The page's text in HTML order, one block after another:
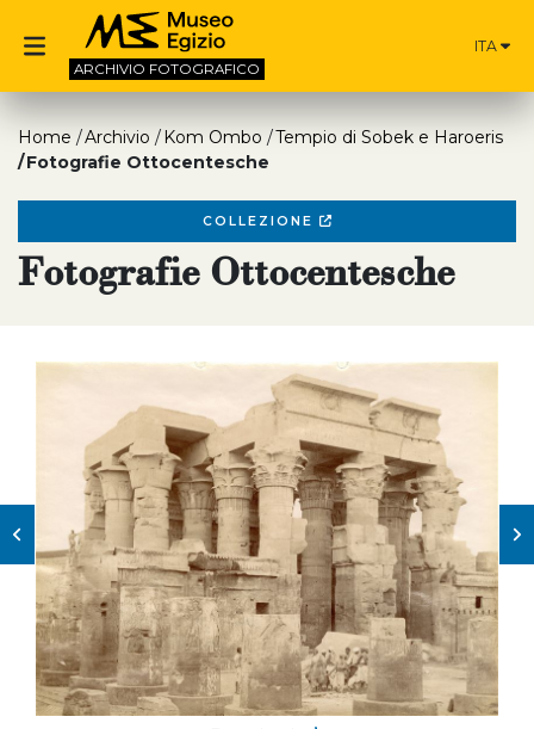
ARCHIVIO FOTOGRAFICO
ITA
Home Archivio Kom Ombo
Tempio di Sobek e Haroeris
Fotografie Ottocentesche
COLLEZIONE
Fotografie Ottocentesche